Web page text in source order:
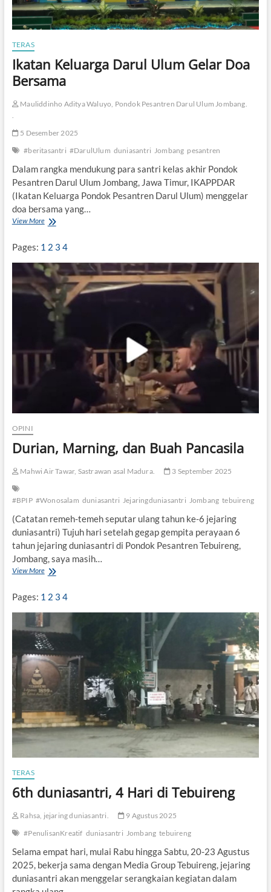
g
G
e
r
S
a
u
e
l
l
i
n
g
B
e
m
a
I
b
u
S
n
TERAS
Ikatan Keluarga Darul Ulum Gelar Doa
Bersama
Mauliddinho Aditya Waluyo, Pondok Pesantren Darul Ulum Jombang.
5 Desember 2025
#beritasantri #DarulUlum duniasantri Jombang pesantren
Dalam rangka mendukung para santri kelas akhir Pondok
Pesantren Darul Ulum Jombang, Jawa Timur, IKAPPDAR
(Ikatan Keluarga Pondok Pesantren Darul Ulum) menggelar
doa bersama yang…
View MoreI
t
a
n
e
l
u
g
a
D
u
G
a
o
a
B
e
a
m
Pages: 1 2 3 4
OPINI
Durian, Marning, dan Buah Pancasila
Mahwi Air Tawar, Sastrawan asal Madura. 3 September 2025
#BPIP #Wonosalam duniasantri Jejaringduniasantri Jombang tebuireng
(Catatan remeh-temeh seputar ulang tahun ke-6 jejaring
duniasantri) Tujuh hari setelah gegap gempita perayaan 6
tahun jejaring duniasantri di Pondok Pesantren Tebuireng,
Jombang, saya masih…
View MoreD
i
a
n
,
M
a
r
n
i
n
g
,
d
a
n
a
h
a
n
a
s
i
Pages: 1 2 3 4
TERAS
6th duniasantri, 4 Hari di Tebuireng
Rahsa, jejaring duniasantri.
9 Agustus 2025
#PenulisanKreatif duniasantri Jombang tebuireng
Selama empat hari, mulai Rabu hingga Sabtu, 20-23 Agustus
2025, bekerja sama dengan Media Group Tebuireng, jejaring
duniasantri akan menggelar serangkaian kegiatan dalam